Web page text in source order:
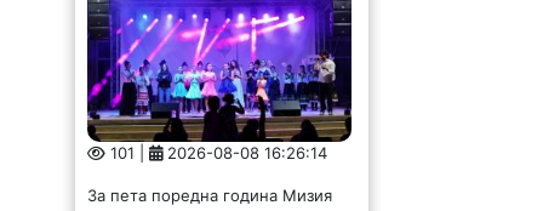
101 | 2026-08-08 16:26:14
За пета поредна година Мизия
даде сцена на таланта. Деца с
първи изяви пред публика, млади
отличия, утвърдени творци и